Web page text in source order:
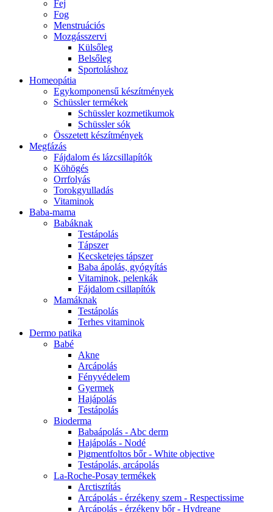
Fej
Fog
Menstruációs
Mozgásszervi
Külsőleg
Belsőleg
Sportoláshoz
Homeopátia
Egykomponensű készítmények
Schüssler termékek
Schüssler kozmetikumok
Schüssler sók
Összetett készítmények
Megfázás
Fájdalom és lázcsillapítók
Köhögés
Orrfolyás
Torokgyulladás
Vitaminok
Baba-mama
Babáknak
Testápolás
Tápszer
Kecsketejes tápszer
Baba ápolás, gyógyítás
Vitaminok, pelenkák
Fájdalom csillapítók
Mamáknak
Testápolás
Terhes vitaminok
Dermo patika
Babé
Akne
Arcápolás
Fényvédelem
Gyermek
Hajápolás
Testápolás
Bioderma
Babaápolás - Abc derm
Hajápolás - Nodé
Pigmentfoltos bőr - White objective
Testápolás, arcápolás
La-Roche-Posay termékek
Arctisztítás
Arcápolás - érzékeny szem - Respectissime
Arcápolás - érzékeny bőr - Hydreane